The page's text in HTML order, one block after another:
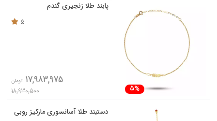
پابند طلا زنجیری گندم
5
5%
17,983,975 تومان
18,930,500
دستبند طلا آسانسوری مارکیز روبی